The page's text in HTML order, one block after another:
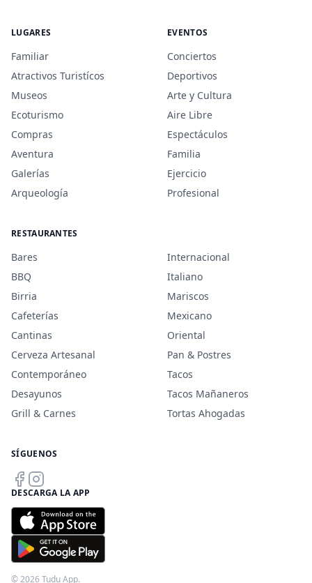
LUGARES
Familiar
Atractivos Turistícos
Museos
Ecoturismo
Compras
Aventura
Galerías
Arqueología
EVENTOS
Conciertos
Deportivos
Arte y Cultura
Aire Libre
Espectáculos
Familia
Ejercicio
Profesional
RESTAURANTES
Bares
BBQ
Birria
Cafeterías
Cantinas
Cerveza Artesanal
Contemporáneo
Desayunos
Grill & Carnes
Internacional
Italiano
Mariscos
Mexicano
Oriental
Pan & Postres
Tacos
Tacos Mañaneros
Tortas Ahogadas
SÍGUENOS
DESCARGA LA APP
© 2026 Tudu App.